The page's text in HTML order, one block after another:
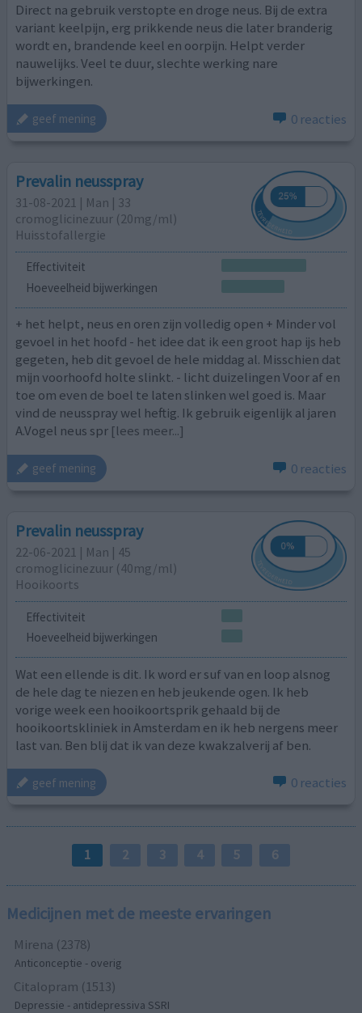
Direct na gebruik verstopte en droge neus. Bij de extra
variant keelpijn, erg prikkende neus die later branderig
wordt en, brandende keel en oorpijn. Helpt verder
nauwelijks. Veel te duur, slechte werking nare
bijwerkingen.
geef mening 0 reacties
Prevalin neusspray
31-08-2021 | Man | 33
cromoglicinezuur (20mg/ml)
Huisstofallergie
Effectiviteit
Hoeveelheid bijwerkingen
+ het helpt, neus en oren zijn volledig open + Minder vol
gevoel in het hoofd - het idee dat ik een groot hap ijs heb
gegeten, heb dit gevoel de hele middag al. Misschien dat
mijn voorhoofd holte slinkt. - licht duizelingen Voor af en
toe om even de boel te laten slinken wel goed is. Maar
vind de neusspray wel heftig. Ik gebruik eigenlijk al jaren
A.Vogel neus spr [lees meer...]
geef mening 0 reacties
Prevalin neusspray
22-06-2021 | Man | 45
cromoglicinezuur (40mg/ml)
Hooikoorts
Effectiviteit
Hoeveelheid bijwerkingen
Wat een ellende is dit. Ik word er suf van en loop alsnog
de hele dag te niezen en heb jeukende ogen. Ik heb
vorige week een hooikoortsprik gehaald bij de
hooikoortskliniek in Amsterdam en ik heb nergens meer
last van. Ben blij dat ik van deze kwakzalverij af ben.
geef mening 0 reacties
1 2 3 4 5 6
Medicijnen met de meeste ervaringen
Mirena (2378)
Anticonceptie - overig
Citalopram (1513)
Depressie - antidepressiva SSRI